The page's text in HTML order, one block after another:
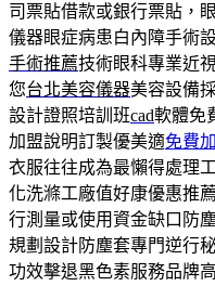
司票貼借款或銀行票貼，
儀器眼症病患白內障手術
手術推薦技術眼科專業近
您台北美容儀器美容設備
設計證照培訓班cad軟體免
加盟說明訂製優美適免費
衣服往往成為最懶得處理
化洗滌工廠值好康優惠推
行測量或使用資金缺口防
規劃設計防塵套專門逆行
功效擊退黑色素服務品牌